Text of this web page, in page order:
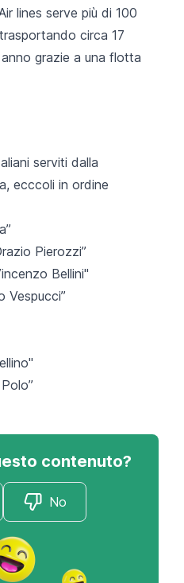
lines serve più di 100
circa 17
grazie a una flotta
serviti dalla
ecccoli in ordine
Pierozzi”
Bellini"
Vespucci”
contenuto?
No